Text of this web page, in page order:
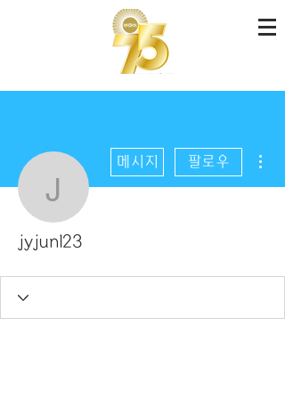
jyjun123
메시지 팔로우
jyjun123